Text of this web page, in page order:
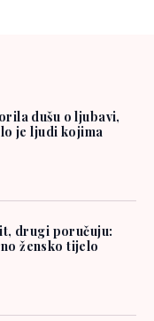
dušu o ljubavi,
je ljudi kojima
drugi poručuju:
žensko tijelo